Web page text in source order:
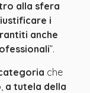
alla sfera
i
anche
”.
che
a tutela della